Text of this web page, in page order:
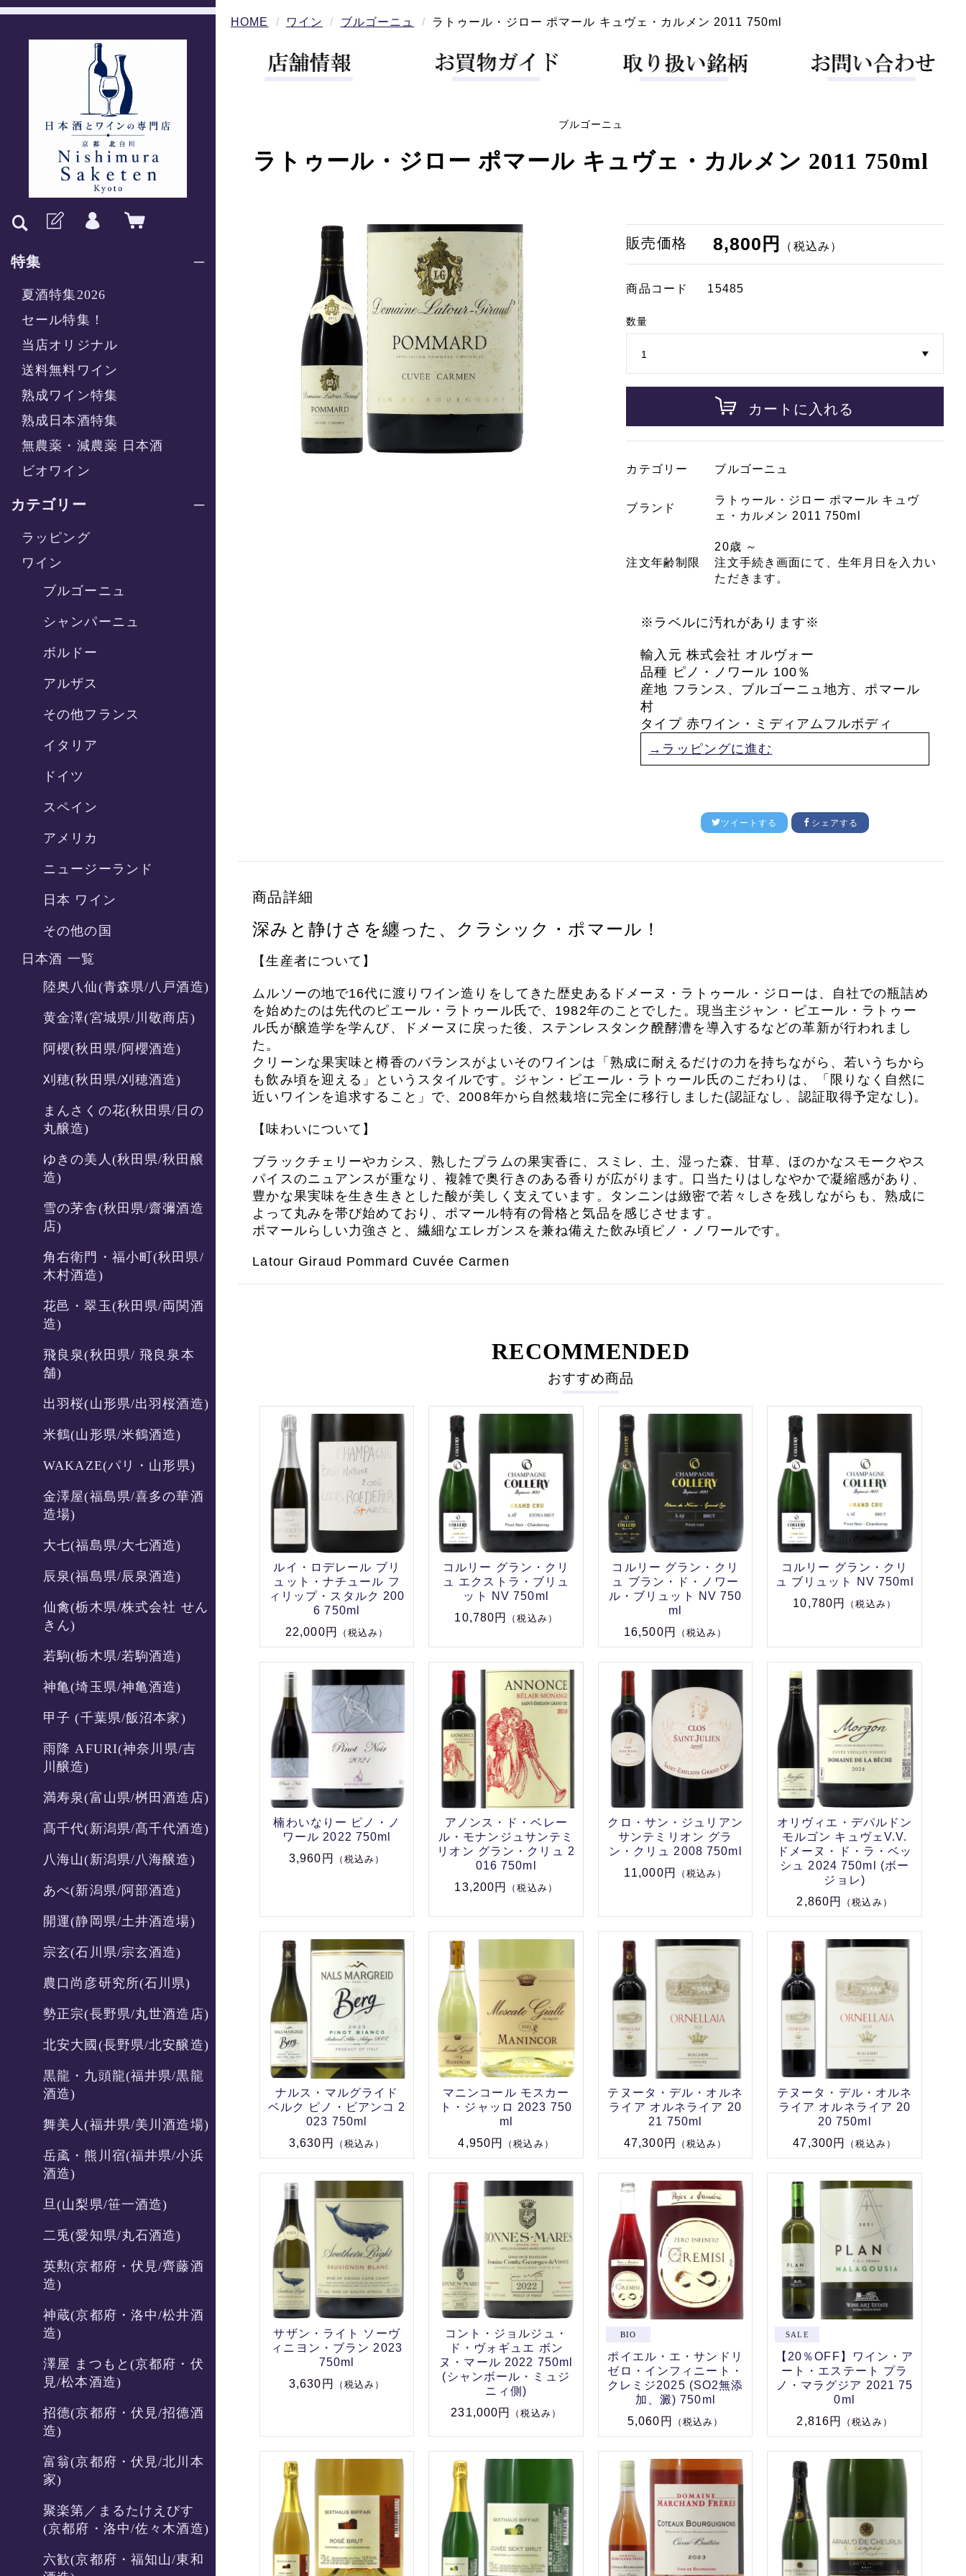
特集
夏酒特集2026
セール特集！
当店オリジナル
送料無料ワイン
熟成ワイン特集
熟成日本酒特集
無農薬・減農薬 日本酒
ビオワイン
カテゴリー
ラッピング
ワイン
ブルゴーニュ
シャンパーニュ
ボルドー
アルザス
その他フランス
イタリア
ドイツ
スペイン
アメリカ
ニュージーランド
日本 ワイン
その他の国
日本酒 一覧
陸奥八仙(青森県/八戸酒造)
黄金澤(宮城県/川敬商店)
阿櫻(秋田県/阿櫻酒造)
刈穂(秋田県/刈穂酒造)
まんさくの花(秋田県/日の
丸醸造)
ゆきの美人(秋田県/秋田醸
造)
雪の茅舎(秋田県/齋彌酒造
店)
角右衛門・福小町(秋田県/
木村酒造)
花邑・翠玉(秋田県/両関酒
造)
飛良泉(秋田県/ 飛良泉本
舗)
出羽桜(山形県/出羽桜酒造)
米鶴(山形県/米鶴酒造)
WAKAZE(パリ・山形県)
金澤屋(福島県/喜多の華酒
造場)
大七(福島県/大七酒造)
辰泉(福島県/辰泉酒造)
仙禽(栃木県/株式会社 せん
きん)
若駒(栃木県/若駒酒造)
神亀(埼玉県/神亀酒造)
甲子 (千葉県/飯沼本家)
雨降 AFURI(神奈川県/吉
川醸造)
満寿泉(富山県/桝田酒造店)
髙千代(新潟県/髙千代酒造)
八海山(新潟県/八海醸造)
あべ(新潟県/阿部酒造)
開運(静岡県/土井酒造場)
宗玄(石川県/宗玄酒造)
農口尚彦研究所(石川県)
勢正宗(長野県/丸世酒造店)
北安大國(長野県/北安醸造)
黒龍・九頭龍(福井県/黒龍
酒造)
舞美人(福井県/美川酒造場)
岳颪・熊川宿(福井県/小浜
酒造)
旦(山梨県/笹一酒造)
二兎(愛知県/丸石酒造)
英勲(京都府・伏見/齊藤酒
造)
神蔵(京都府・洛中/松井酒
造)
澤屋 まつもと(京都府・伏
見/松本酒造)
招德(京都府・伏見/招德酒
造)
富翁(京都府・伏見/北川本
家)
聚楽第／まるたけえびす
(京都府・洛中/佐々木酒造)
六歓(京都府・福知山/東和
HOME ワイン ブルゴーニュ ラトゥール・ジロー ポマール キュヴェ・カルメン 2011 750ml
ブルゴーニュ
ラトゥール・ジロー ポマール キュヴェ・カルメン 2011 750ml
販売価格 8,800円 （税込み）
商品コード 15485
数量
カートに入れる
カテゴリー ブルゴーニュ
ブランド
ラトゥール・ジロー ポマール キュヴ
ェ・カルメン 2011 750ml
注文年齢制限
20歳 ～
注文手続き画面にて、生年月日を入力い
ただきます。
※ラベルに汚れがあります※
輸入元 株式会社 オルヴォー
品種 ピノ・ノワール 100％
産地 フランス、ブルゴーニュ地方、ポマール
村
タイプ 赤ワイン・ミディアムフルボディ
→ラッピングに進む
ツイートする シェアする
商品詳細
深みと静けさを纏った、クラシック・ポマール！
【生産者について】
ムルソーの地で16代に渡りワイン造りをしてきた歴史あるドメーヌ・ラトゥール・ジローは、自社での瓶詰め
を始めたのは先代のピエール・ラトゥール氏で、1982年のことでした。現当主ジャン・ピエール・ラトゥー
ル氏が醸造学を学んび、ドメーヌに戻った後、ステンレスタンク醗酵漕を導入するなどの革新が行われまし
た。
クリーンな果実味と樽香のバランスがよいそのワインは「熟成に耐えるだけの力を持ちながら、若いうちから
も飲み頃を迎える」というスタイルです。ジャン・ピエール・ラトゥール氏のこだわりは、「限りなく自然に
近いワインを追求すること」で、2008年から自然栽培に完全に移行しました(認証なし、認証取得予定なし)。
【味わいについて】
ブラックチェリーやカシス、熟したプラムの果実香に、スミレ、土、湿った森、甘草、ほのかなスモークやス
パイスのニュアンスが重なり、複雑で奥行きのある香りが広がります。口当たりはしなやかで凝縮感があり、
豊かな果実味を生き生きとした酸が美しく支えています。タンニンは緻密で若々しさを残しながらも、熟成に
よって丸みを帯び始めており、ポマール特有の骨格と気品を感じさせます。
ポマールらしい力強さと、繊細なエレガンスを兼ね備えた飲み頃ピノ・ノワールです。
Latour Giraud Pommard Cuvée Carmen
RECOMMENDED
おすすめ商品
ルイ・ロデレール ブリ
ュット・ナチュール フ
ィリップ・スタルク 200
6 750ml
22,000円
（税込み）
コルリー グラン・クリ
ュ エクストラ・ブリュ
ット NV 750ml
10,780円
（税込み）
コルリー グラン・クリ
ュ ブラン・ド・ノワー
ル・ブリュット NV 750
ml
16,500円
（税込み）
コルリー グラン・クリ
ュ ブリュット NV 750ml
10,780円
（税込み）
楠わいなりー ピノ・ノ
ワール 2022 750ml
3,960円
（税込み）
アノンス・ド・ベレー
ル・モナンジュサンテミ
リオン グラン・クリュ 2
016 750ml
13,200円
（税込み）
クロ・サン・ジュリアン
サンテミリオン グラ
ン・クリュ 2008 750ml
11,000円
（税込み）
オリヴィエ・デパルドン
モルゴン キュヴェV.V.
ドメーヌ・ド・ラ・ベッ
シュ 2024 750ml (ボー
ジョレ)
2,860円
（税込み）
ナルス・マルグライド
ベルク ピノ・ビアンコ 2
023 750ml
3,630円
（税込み）
マニンコール モスカー
ト・ジャッロ 2023 750
ml
4,950円
（税込み）
テヌータ・デル・オルネ
ライア オルネライア 20
21 750ml
47,300円
（税込み）
テヌータ・デル・オルネ
ライア オルネライア 20
20 750ml
47,300円
（税込み）
サザン・ライト ソーヴ
ィニヨン・ブラン 2023
750ml
3,630円
（税込み）
コント・ジョルジュ・
ド・ヴォギュエ ボン
ヌ・マール 2022 750ml
(シャンボール・ミュジ
ニィ側)
231,000円
（税込み）
ポイエル・エ・サンドリ
ゼロ・インフィニート・
クレミジ2025 (SO2無添
加、澱) 750ml
5,060円
（税込み）
【20％OFF】ワイン・ア
ート・エステート プラ
ノ・マラグジア 2021 75
0ml
2,816円
（税込み）